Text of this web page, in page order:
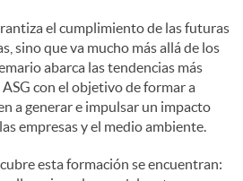
el cumplimiento de las futuras
sino que va mucho más allá de los
abarca las tendencias más
con el objetivo de formar a
a generar e impulsar un impacto
empresas y el medio ambiente.
esta formación se encuentran: